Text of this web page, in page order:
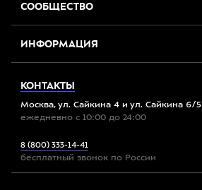
СООБЩЕСТВО
ИНФОРМАЦИЯ
КОНТАКТЫ
Москва, ул. Сайкина 4 и ул. Сайкина 6/5
ежедневно с 10:00 до 24:00
8 (800) 333-14-41
бесплатный звонок по России